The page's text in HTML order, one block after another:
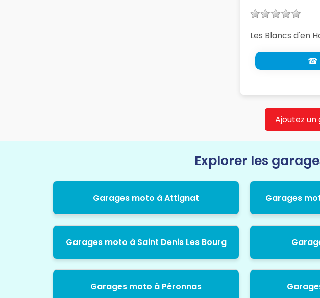
Les Blancs d'en
☎
Ajoutez
Explorer les
Garages moto à Attignat Garages
Garages moto à Saint Denis Les Bourg
Garages moto à Péronnas